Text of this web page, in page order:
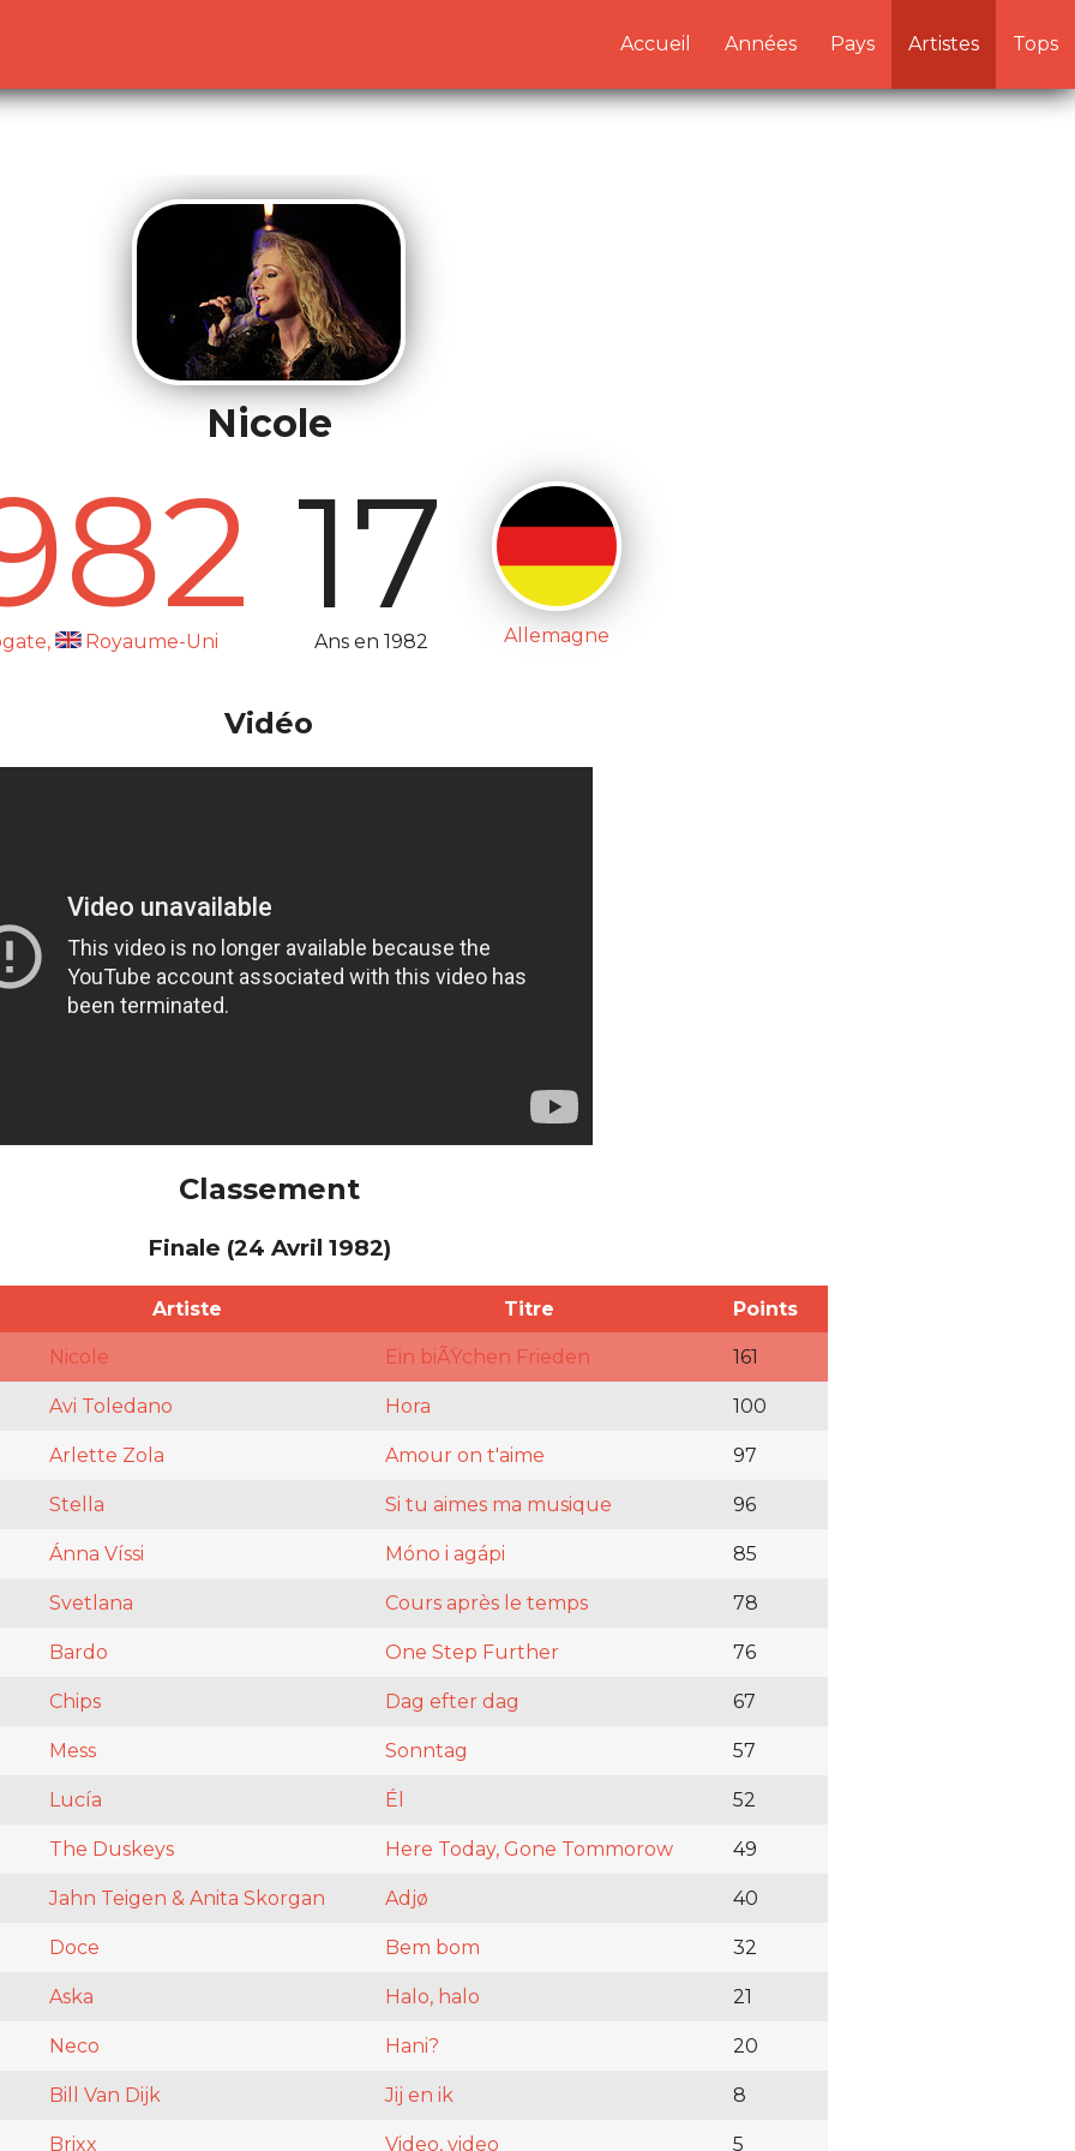
sent by (output started at /home/dekoh/eurovision/artistes.php:1) in
Tops
Artistes
Pays
Années
Accueil
Nicole
Royaume-Uni 17
Ans en 1982 Allemagne
Vidéo
Classement
Finale (24 Avril 1982)
Artiste Titre Points
Nicole Ein biÃŸchen Frieden 161
Avi Toledano Hora 100
Arlette Zola Amour on t'aime 97
Stella Si tu aimes ma musique 96
Ánna Víssi Móno i agápi 85
Svetlana Cours après le temps 78
Bardo One Step Further 76
Chips Dag efter dag 67
Mess Sonntag 57
Lucía Él 52
The Duskeys Here Today, Gone Tommorow 49
Jahn Teigen & Anita Skorgan Adjø 40
Doce Bem bom 32
Aska Halo, halo 21
Neco Hani? 20
Bill Van Dijk Jij en ik 8
Brixx Video, video 5